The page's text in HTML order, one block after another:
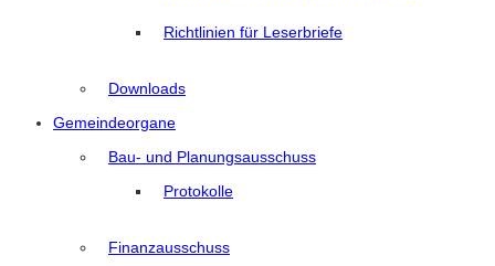
Richtlinien für Leserbriefe
Downloads
Gemeindeorgane
Bau- und Planungsausschuss
Protokolle
Finanzausschuss